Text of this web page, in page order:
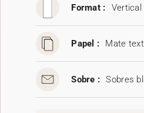
Format : Vertical
Papel : Mate
Sobre : Sobres